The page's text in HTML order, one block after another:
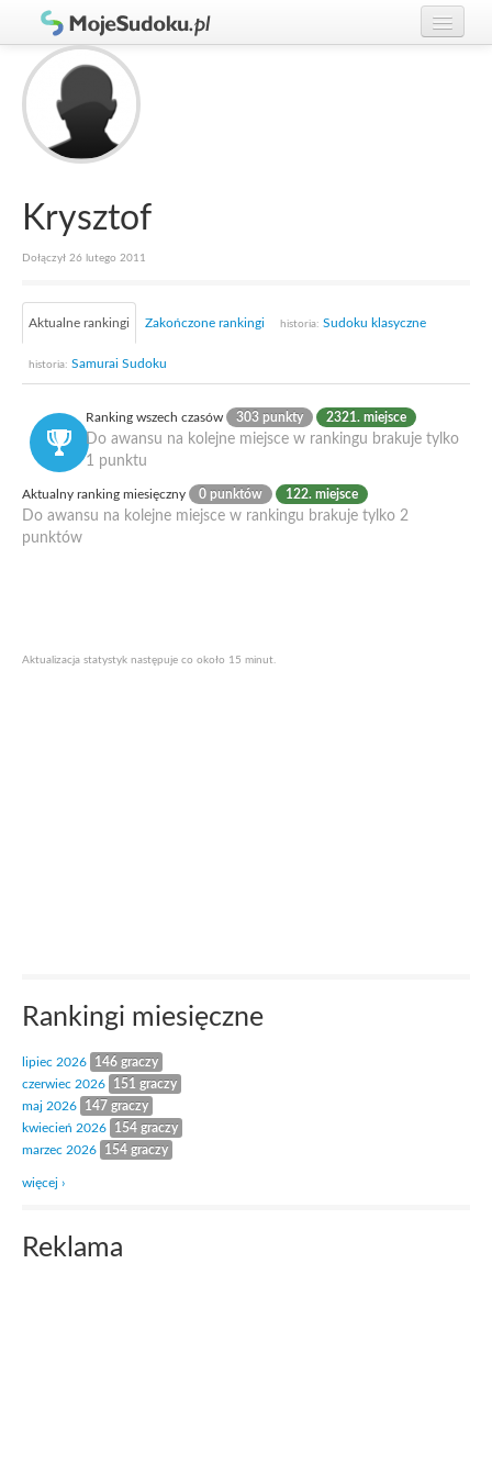
Graj w Sudoku!
Zasady Sudoku
Rankingi
Gracze
Krysztof
Dołączył 26 lutego 2011
Aktualne rankingi Zakończone rankingi historia: Sudoku klasyczne
historia: Samurai Sudoku
Ranking wszech czasów 303 punkty 2321. miejsce
Do awansu na kolejne miejsce w rankingu brakuje tylko
1 punktu
Aktualny ranking miesięczny 0 punktów 122. miejsce
Do awansu na kolejne miejsce w rankingu brakuje tylko 2
punktów
Aktualizacja statystyk następuje co około 15 minut.
Rankingi miesięczne
lipiec 2026
146 graczy
czerwiec 2026
151 graczy
maj 2026
147 graczy
kwiecień 2026
154 graczy
marzec 2026
154 graczy
więcej ›
Reklama